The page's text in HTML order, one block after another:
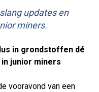
updates en
miners.
in grondstoffen dé
junior miners
vooravond van een